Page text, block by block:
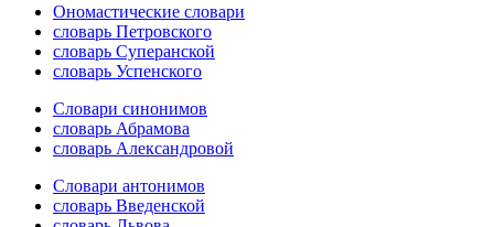
Ономастические словари
словарь Петровского
словарь Суперанской
словарь Успенского
Словари синонимов
словарь Абрамова
словарь Александровой
Словари антонимов
словарь Введенской